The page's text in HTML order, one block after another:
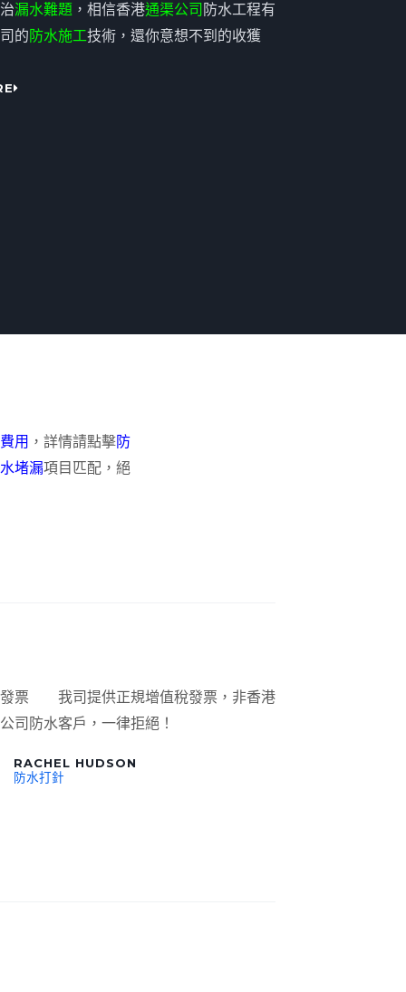
漏水難題，相信香港通渠公司 防水工程有
的防水施工技術，還你意想不到的收獲
用 ，詳情請點擊防
堵漏項目匹配，絕
票 我司提供正規增值稅發票，非香港
司防水客戶，一律拒絕！
RACHEL HUDSON
防水打針